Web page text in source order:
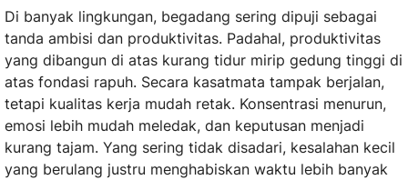
Di banyak lingkungan, begadang sering dipuji sebagai
tanda ambisi dan produktivitas. Padahal, produktivitas
yang dibangun di atas kurang tidur mirip gedung tinggi di
atas fondasi rapuh. Secara kasatmata tampak berjalan,
tetapi kualitas kerja mudah retak. Konsentrasi menurun,
emosi lebih mudah meledak, dan keputusan menjadi
kurang tajam. Yang sering tidak disadari, kesalahan kecil
yang berulang justru menghabiskan waktu lebih banyak